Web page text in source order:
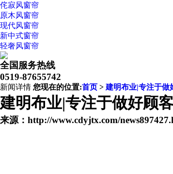
侘寂风窗帘
原木风窗帘
现代风窗帘
新中式窗帘
轻奢风窗帘
全国服务热线
0519-87655742
新闻详情 您现在的位置:首页 > 建明布业|专注于做
建明布业|专注于做好顾
来源：http://www.cdyjtx.com/